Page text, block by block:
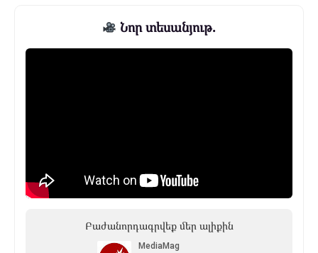
Նոր տեսանյութ.
Բաժանորդագրվեք մեր ալիքին